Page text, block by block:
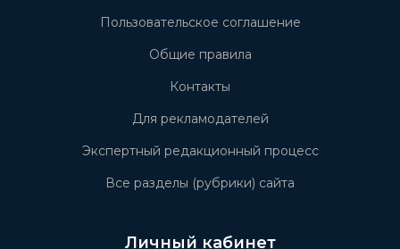
Пользовательское соглашение
Общие правила
Контакты
Для рекламодателей
Экспертный редакционный процесс
Все разделы (рубрики) сайта
Личный кабинет